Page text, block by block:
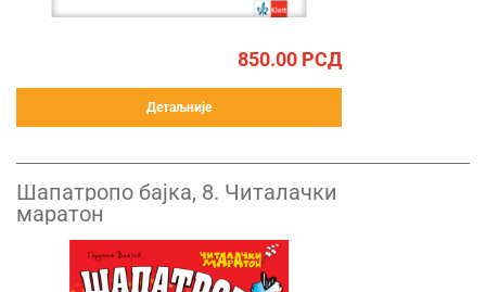
850.00 РСД
Детаљније
Шапатропо бајка, 8. Читалачки
маратон